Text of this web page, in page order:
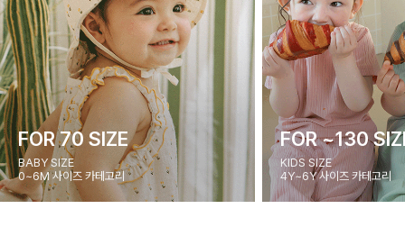
FOR 70 SIZE
BABY SIZE
0~6M 사이즈 카테고리
FOR ~130
KIDS SIZE
4Y~6Y 사이즈 카테고리